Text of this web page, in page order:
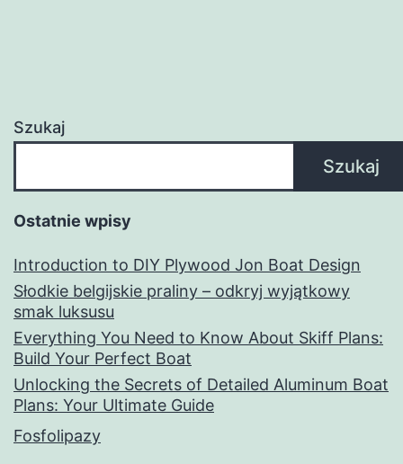
Szukaj
Szukaj
Ostatnie wpisy
Introduction to DIY Plywood Jon Boat Design
Słodkie belgijskie praliny – odkryj wyjątkowy
smak luksusu
Everything You Need to Know About Skiff Plans:
Build Your Perfect Boat
Unlocking the Secrets of Detailed Aluminum Boat
Plans: Your Ultimate Guide
Fosfolipazy